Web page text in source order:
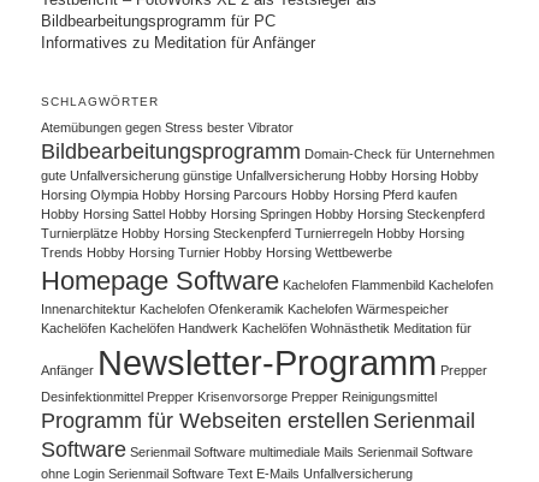
Bildbearbeitungsprogramm für PC
Informatives zu Meditation für Anfänger
SCHLAGWÖRTER
Atemübungen gegen Stress bester Vibrator
Bildbearbeitungsprogramm Domain-Check für Unternehmen
gute Unfallversicherung günstige Unfallversicherung Hobby Horsing Hobby
Horsing Olympia Hobby Horsing Parcours Hobby Horsing Pferd kaufen
Hobby Horsing Sattel Hobby Horsing Springen Hobby Horsing Steckenpferd
Turnierplätze Hobby Horsing Steckenpferd Turnierregeln Hobby Horsing
Trends Hobby Horsing Turnier Hobby Horsing Wettbewerbe
Homepage Software Kachelofen Flammenbild Kachelofen
Innenarchitektur Kachelofen Ofenkeramik Kachelofen Wärmespeicher
Kachelöfen Kachelöfen Handwerk Kachelöfen Wohnästhetik Meditation für
Anfänger Newsletter-Programm Prepper
Desinfektionmittel Prepper Krisenvorsorge Prepper Reinigungsmittel
Programm für Webseiten erstellen Serienmail
Software Serienmail Software multimediale Mails Serienmail Software
ohne Login Serienmail Software Text E-Mails Unfallversicherung